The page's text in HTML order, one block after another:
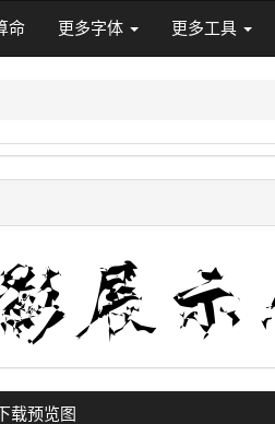
命 更多字体 更多工具
载预览图